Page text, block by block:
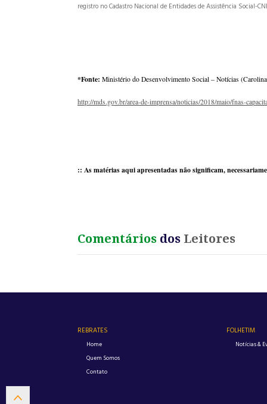
registro no Cadastro Nacional de Entidades de Assistência Social-
*Fonte: Ministério do Desenvolvimento Social – Notícias
http://mds.gov.br/area-de-imprensa/noticias/2018/maio/fnas-
:: As matérias aqui apresentadas não significam,
Comentários dos Leitores
REBRATES
Home
Quem Somos
Contato
FOLHETIM
Notícias &